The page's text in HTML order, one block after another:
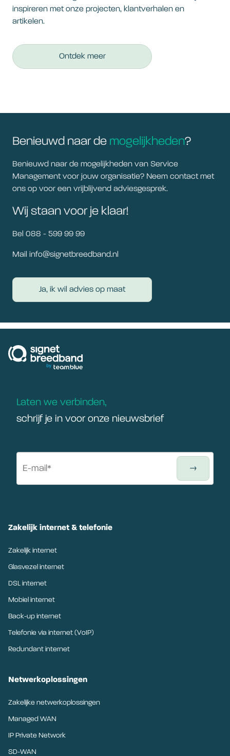
inspireren met onze projecten, klantverhalen en
artikelen.
Ontdek meer
Benieuwd naar de mogelijkheden?
Benieuwd naar de mogelijkheden van Service
Management voor jouw organisatie? Neem contact met
ons op voor een vrijblijvend adviesgesprek.
Wij staan voor je klaar!
Bel 088 - 599 99 99
Mail info@signetbreedband.nl
Ja, ik wil advies op maat
Laten we verbinden,
schrijf je in voor onze nieuwsbrief
Zakelijk internet & telefonie
Zakelijk internet
Glasvezel internet
DSL internet
Mobiel internet
Back-up internet
Telefonie via internet (VoIP)
Redundant internet
Netwerkoplossingen
Zakelijke netwerkoplossingen
Managed WAN
IP Private Network
SD-WAN